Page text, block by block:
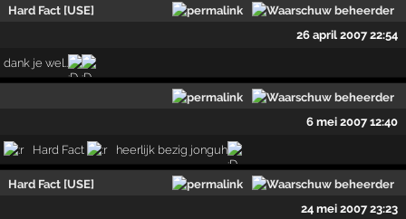
Hard Fact [USE]
26 april 2007 22:54
dank je wel..
6 mei 2007 12:40
Hard Fact heerlijk bezig jonguh
Hard Fact [USE]
24 mei 2007 23:23